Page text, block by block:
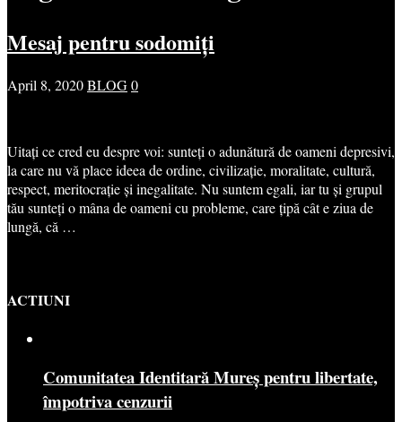
Mesaj pentru sodomiți
April 8, 2020BLOG0
Uitați ce cred eu despre voi: sunteți o adunătură de oameni depresivi,
la care nu vă place ideea de ordine, civilizație, moralitate, cultură,
respect, meritocrație și inegalitate. Nu suntem egali, iar tu și grupul
tău sunteți o mâna de oameni cu probleme, care țipă cât e ziua de
lungă, că …
ACTIUNI
Comunitatea Identitară Mureș pentru libertate,
împotriva cenzurii